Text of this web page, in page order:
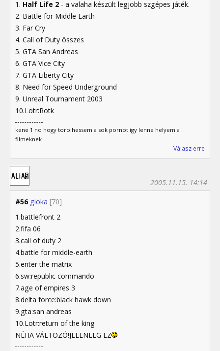
1. Half Life 2 - a valaha készült legjobb szgépes játék.
2. Battle for Middle Earth
3. Far Cry
4. Call of Duty összes
5. GTA San Andreas
6. GTA Vice City
7. GTA Liberty City
8. Need for Speed Underground
9. Unreal Tournament 2003
10.Lotr:Rotk
kene 1 no hogy torolhessem a sok pornot igy lenne helyem a
filmeknek
Válasz erre
#56 gioka [70]
2005.11.15. 14:14
1.battlefront 2
2.fifa 06
3.call of duty 2
4.battle for middle-earth
5.enter the matrix
6.sw:republic commando
7.age of empires 3
8.delta force:black hawk down
9.gta:san andreas
10.Lotr:return of the king
NÉHA VÁLTOZÓ!JELENLEG EZ